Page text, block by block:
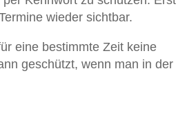
wieder sichtbar.
eine bestimmte Zeit keine
geschützt, wenn man in der